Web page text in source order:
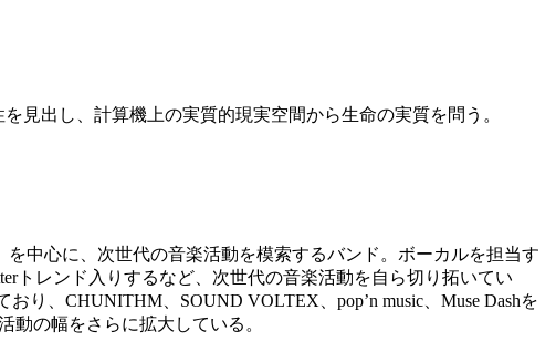
見出し、計算機上の実質的現実空間から生命の実質を問う。
中心に、次世代の音楽活動を模索するバンド。ボーカルを担当す
トレンド入りするなど、次世代の音楽活動を自ら切り拓いてい
り、CHUNITHM、SOUND VOLTEX、pop’n music、Muse Dashを
動の幅をさらに拡大している。